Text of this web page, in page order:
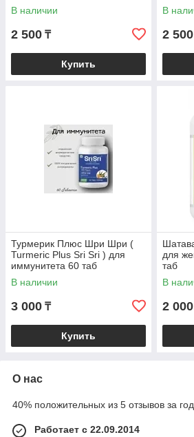
В наличии
2 500 ₸
Купить
В
2 500
Турмерик Плюс Шри Шри (
Turmeric Plus Sri Sri ) для
иммунитета 60 таб
В наличии
3 000 ₸
Купить
для
таб
В
2 000
О нас
40% положительных из 5 отзывов за год
Работает с 22.09.2014